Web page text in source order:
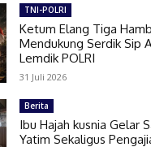
TNI-POLRI
Ketum Elang Tiga
Mendukung Serdik Sip
Lemdik POLRI
31 Juli 2026
Berita
Ibu Hajah kusnia Gelar
Yatim Sekaligus